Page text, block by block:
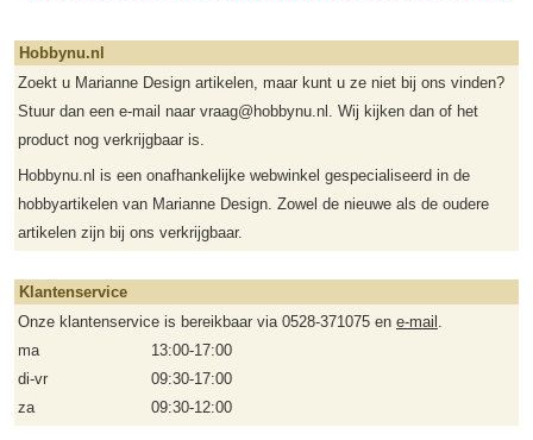
Hobbynu.nl
Zoekt u Marianne Design artikelen, maar kunt u ze niet bij ons vinden?
Stuur dan een e-mail naar vraag@hobbynu.nl. Wij kijken dan of het
product nog verkrijgbaar is.
Hobbynu.nl is een onafhankelijke webwinkel gespecialiseerd in de
hobbyartikelen van Marianne Design. Zowel de nieuwe als de oudere
artikelen zijn bij ons verkrijgbaar.
Klantenservice
Onze klantenservice is bereikbaar via 0528-371075 en e-mail .
ma
13:00-17:00
di-vr
09:30-17:00
za
09:30-12:00